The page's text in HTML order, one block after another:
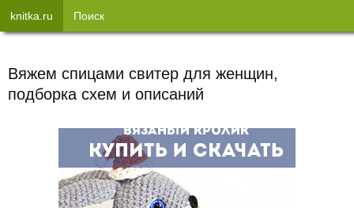
Вяжем спицами свитер для женщин,
подборка схем и описаний
knitka.ru Поиск